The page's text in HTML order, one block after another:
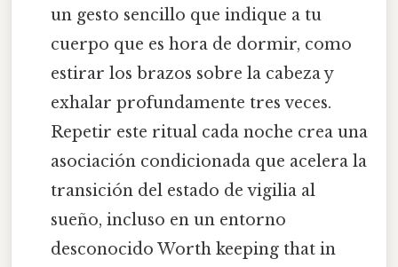
un gesto sencillo que indique a tu
cuerpo que es hora de dormir, como
estirar los brazos sobre la cabeza y
exhalar profundamente tres veces.
Repetir este ritual cada noche crea una
asociación condicionada que acelera la
transición del estado de vigilia al
sueño, incluso en un entorno
desconocido Worth keeping that in